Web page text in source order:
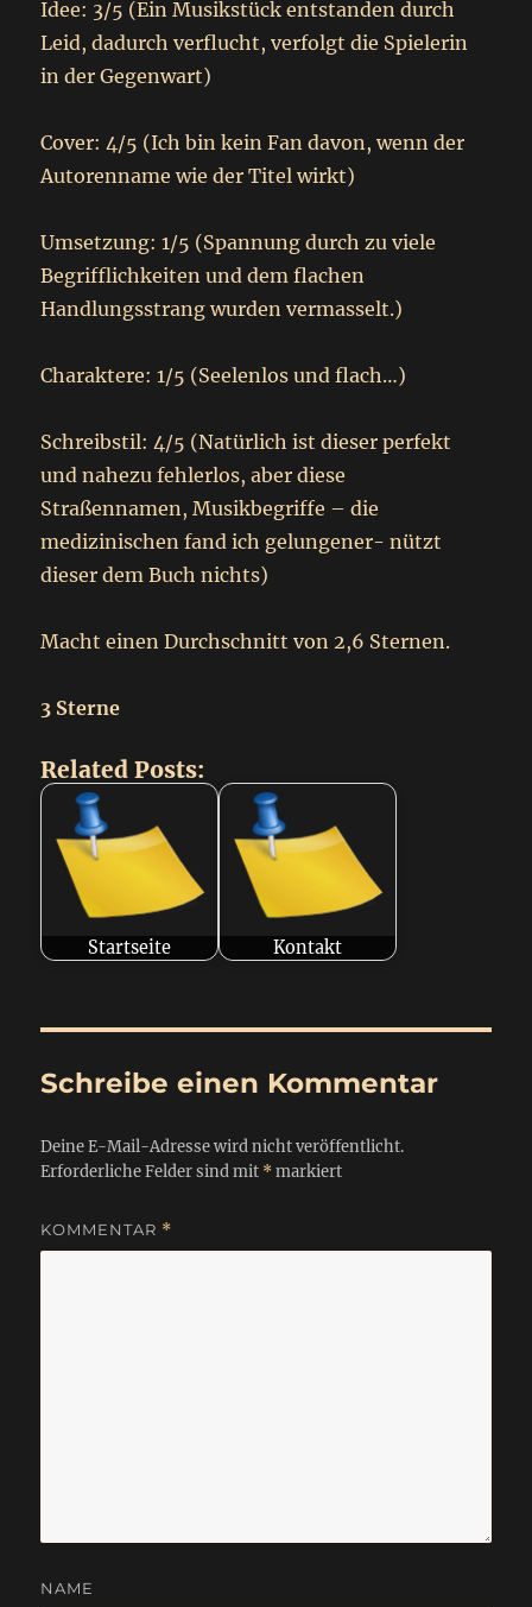
Idee: 3/5 (Ein Musikstück entstanden durch
Leid, dadurch verflucht, verfolgt die Spielerin
in der Gegenwart)
Cover: 4/5 (Ich bin kein Fan davon, wenn der
Autorenname wie der Titel wirkt)
Umsetzung: 1/5 (Spannung durch zu viele
Begrifflichkeiten und dem flachen
Handlungsstrang wurden vermasselt.)
Charaktere: 1/5 (Seelenlos und flach…)
Schreibstil: 4/5 (Natürlich ist dieser perfekt
und nahezu fehlerlos, aber diese
Straßennamen, Musikbegriffe – die
medizinischen fand ich gelungener- nützt
dieser dem Buch nichts)
Macht einen Durchschnitt von 2,6 Sternen.
3 Sterne
Related Posts:
Startseite Kontakt
Schreibe einen Kommentar
Deine E-Mail-Adresse wird nicht veröffentlicht.
Erforderliche Felder sind mit *markiert
KOMMENTAR *
NAME